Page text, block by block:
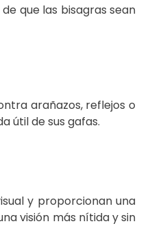
que las bisagras sean
arañazos, reflejos o
útil de sus gafas.
y proporcionan una
visión más nítida y sin